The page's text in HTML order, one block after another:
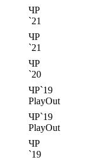
ЧР
`21
ЧР
`21
ЧР
`20
ЧР`19
PlayOut
ЧР`19
PlayOut
ЧР
`19